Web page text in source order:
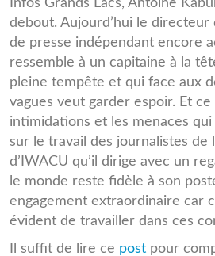
Infos Grands Lacs, Antoine
debout. Aujourd’hui le directeur
de presse indépendant encore
ressemble à un capitaine à la
pleine tempête et qui face aux
vagues veut garder espoir. Et ce
intimidations et les menaces
sur le travail des journalistes de
d’IWACU qu’il dirige avec un
le monde reste fidèle à son
engagement extraordinaire car
évident de travailler dans ces
Il suffit de lire ce post pour